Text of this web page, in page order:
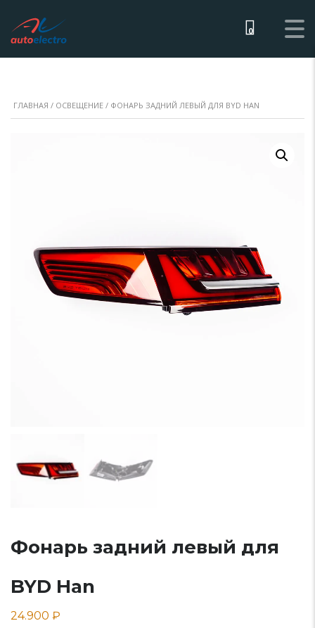
0
ГЛАВНАЯ / ОСВЕЩЕНИЕ / ФОНАРЬ ЗАДНИЙ ЛЕВЫЙ ДЛЯ BYD HAN
Фонарь задний левый для
BYD Han
24.900 ₽